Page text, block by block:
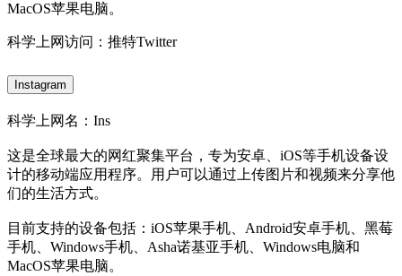
MacOS苹果电脑。
科学上网访问：推特Twitter
Instagram
科学上网名：Ins
这是全球最大的网红聚集平台，专为安卓、iOS等手机设备设
计的移动端应用程序。用户可以通过上传图片和视频来分享他
们的生活方式。
目前支持的设备包括：iOS苹果手机、Android安卓手机、黑莓
手机、Windows手机、Asha诺基亚手机、Windows电脑和
MacOS苹果电脑。